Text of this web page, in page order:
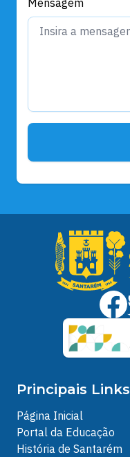
Principais Links
Página Inicial
Portal da Educação
História de Santarém